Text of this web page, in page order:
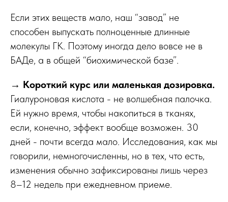
Если этих веществ мало, наш “завод” не
способен выпускать полноценные длинные
молекулы ГК. Поэтому иногда дело вовсе не в
БАДе, а в общей “биохимической базе”.
→ Короткий курс или маленькая дозировка.
Гиалуроновая кислота - не волшебная палочка.
Ей нужно время, чтобы накопиться в тканях,
если, конечно, эффект вообще возможен. 30
дней - почти всегда мало. Исследования, как мы
говорили, немногочисленны, но в тех, что есть,
изменения обычно зафиксированы лишь через
8–12 недель при ежедневном приеме.